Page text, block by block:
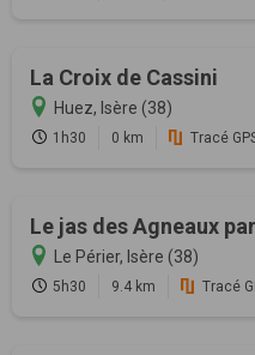
La Croix de Cassini
Huez, Isère (38)
1h30 0 km Tracé
Le jas des Agneaux
Le Périer, Isère (38)
5h30 9.4 km Tracé